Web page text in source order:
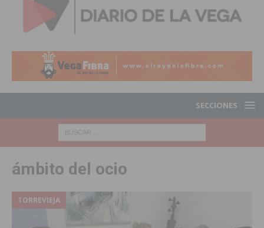
SECCIONES
ámbito del ocio
TORREVIEJA